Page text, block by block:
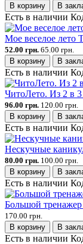
В корзину
В
Есть в наличии
Мое веселое лето
52.00 грн. 65.00 грн.
В корзину
В
Есть в наличии
ЧитоЛето. Из 2 в 3
96.00 грн. 120.00 грн.
В корзину
В
Есть в наличии
Нескучные
80.00 грн. 100.00 грн.
В корзину
В
Есть в наличии
Большой
170.00 грн.
В корзину
В
Есть в наличии